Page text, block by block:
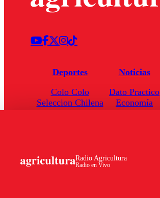
Radio Agricultura
Radio en Vivo
Deportes
Colo Colo
Seleccion Chilena
Noticias
Dato Practico
Economía